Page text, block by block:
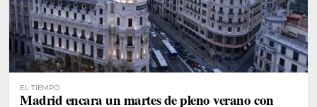
EL TIEMPO
Madrid encara un martes de pleno verano con